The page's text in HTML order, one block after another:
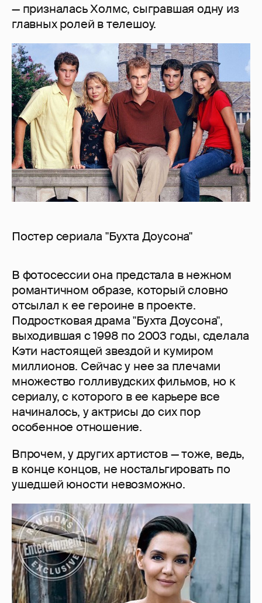
— призналась Холмс, сыгравшая одну из
главных ролей в телешоу.
Постер сериала "Бухта Доусона"
В фотосессии она предстала в нежном
романтичном образе, который словно
отсылал к ее героине в проекте.
Подростковая драма "Бухта Доусона",
выходившая с 1998 по 2003 годы, сделала
Кэти настоящей звездой и кумиром
миллионов. Сейчас у нее за плечами
множество голливудских фильмов, но к
сериалу, с которого в ее карьере все
начиналось, у актрисы до сих пор
особенное отношение.
Впрочем, у других артистов — тоже, ведь,
в конце концов, не ностальгировать по
ушедшей юности невозможно.